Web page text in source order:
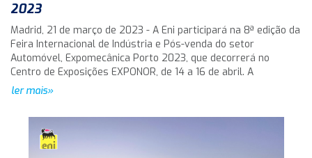
2023
Madrid, 21 de março de 2023 - A Eni participará na 8ª edição da
Feira Internacional de Indústria e Pós-venda do setor
Automóvel, Expomecânica Porto 2023, que decorrerá no
Centro de Exposições EXPONOR, de 14 a 16 de abril. A
ler mais»